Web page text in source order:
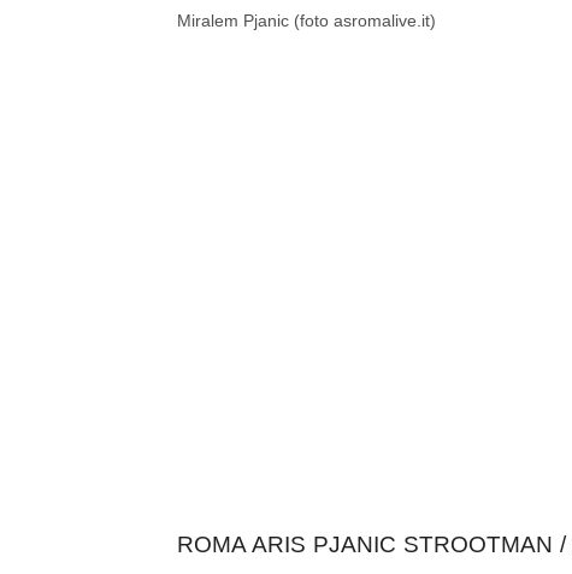
Miralem Pjanic (foto asromalive.it)
ROMA ARIS PJANIC STROOTMAN